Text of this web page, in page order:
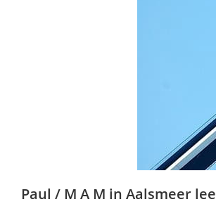
Paul / M A M in Aalsmeer